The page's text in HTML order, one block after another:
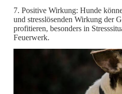
7. Positive Wirkung: Hunde
und stresslösenden Wirkung der
profitieren, besonders in
Feuerwerk.